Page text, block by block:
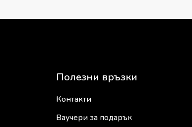
Полезни връзки
Контакти
Ваучери за подарък